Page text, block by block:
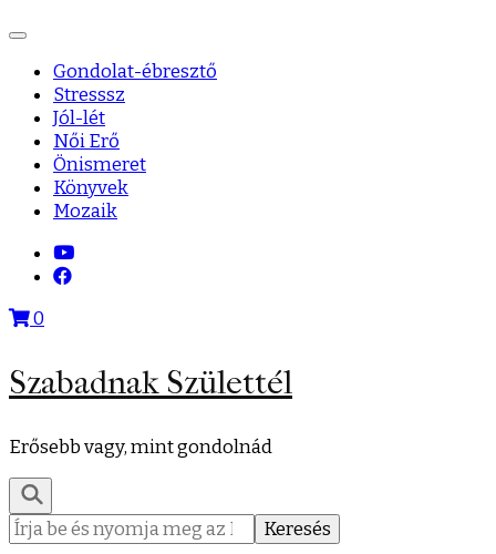
Gondolat-ébresztő
Stresssz
Jól-lét
Női Erő
Önismeret
Könyvek
Mozaik
0
Szabadnak Születtél
Erősebb vagy, mint gondolnád
Keresés: